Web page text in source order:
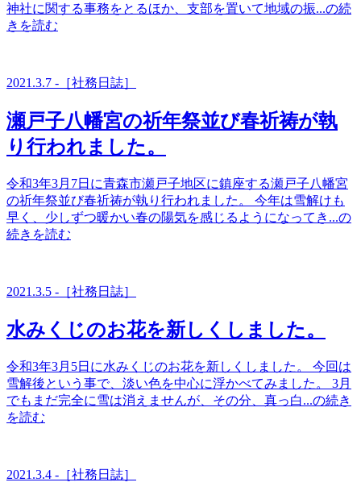
神社に関する事務をとるほか、支部を置いて地域の振...の続
きを読む
2021.3.7 -［社務日誌］
瀬戸子八幡宮の祈年祭並び春祈祷が執
り行われました。
令和3年3月7日に青森市瀬戸子地区に鎮座する瀬戸子八幡宮
の祈年祭並び春祈祷が執り行われました。 今年は雪解けも
早く、少しずつ暖かい春の陽気を感じるようになってき...の
続きを読む
2021.3.5 -［社務日誌］
水みくじのお花を新しくしました。
令和3年3月5日に水みくじのお花を新しくしました。 今回は
雪解後という事で、淡い色を中心に浮かべてみました。 3月
でもまだ完全に雪は消えませんが、その分、真っ白...の続き
を読む
2021.3.4 -［社務日誌］